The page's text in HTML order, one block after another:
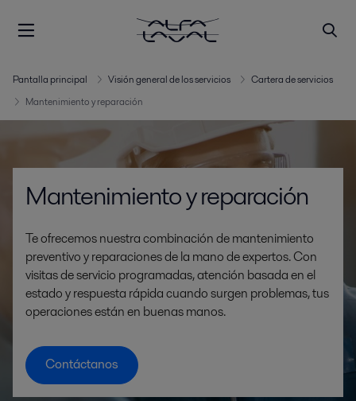
Pantalla principal Visión general de los servicios
Cartera de servicios
Mantenimiento y reparación
Mantenimiento y reparación
Te ofrecemos nuestra combinación de mantenimiento
preventivo y reparaciones de la mano de expertos. Con
visitas de servicio programadas, atención basada en el
estado y respuesta rápida cuando surgen problemas, tus
operaciones están en buenas manos.
Contáctanos